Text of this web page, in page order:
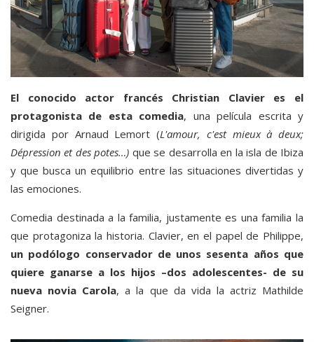
El conocido actor francés Christian Clavier es el
protagonista de esta comedia, una película escrita y
dirigida por Arnaud Lemort (L'amour, c'est mieux à deux;
Dépression et des potes…) que se desarrolla en la isla de Ibiza
y que busca un equilibrio entre las situaciones divertidas y
las emociones.
Comedia destinada a la familia, justamente es una familia la
que protagoniza la historia. Clavier, en el papel de Philippe,
un podólogo conservador de unos sesenta años que
quiere ganarse a los hijos –dos adolescentes- de su
nueva novia Carola, a la que da vida la actriz Mathilde
Seigner.